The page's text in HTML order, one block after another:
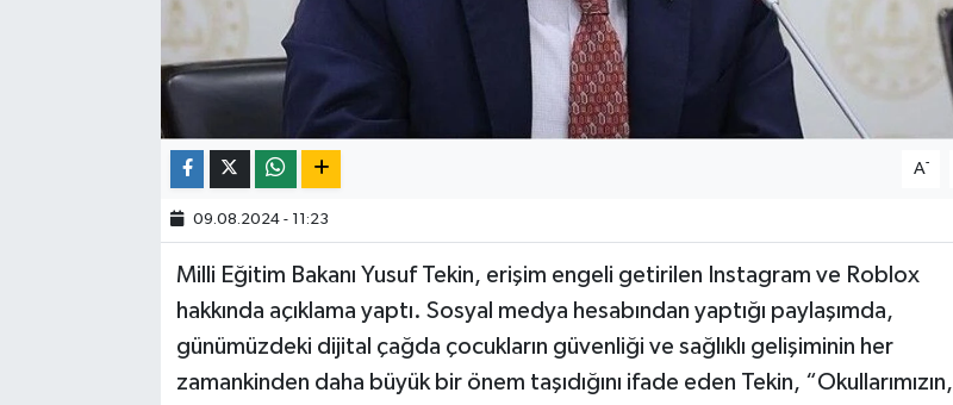
A-
09.08.2024 - 11:23
Milli Eğitim Bakanı Yusuf Tekin, erişim engeli getirilen Instagram ve Roblox
hakkında açıklama yaptı. Sosyal medya hesabından yaptığı paylaşımda,
günümüzdeki dijital çağda çocukların güvenliği ve sağlıklı gelişiminin her
zamankinden daha büyük bir önem taşıdığını ifade eden Tekin, “Okullarımızın,